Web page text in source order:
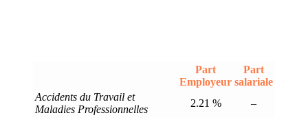
Part
Employeur
Part
salariale
Accidents du Travail et
Maladies Professionnelles
2.21 % –